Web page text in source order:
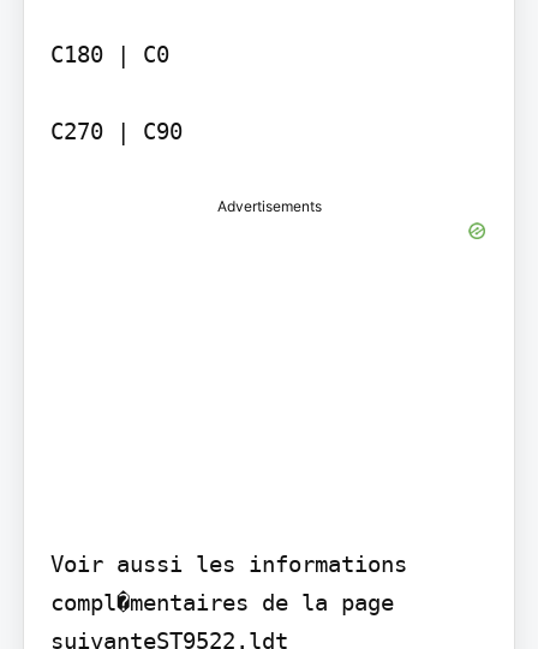
C180 | C0
C270 | C90
Advertisements
Voir aussi les informations
compl�mentaires de la page
suivanteST9522.ldt